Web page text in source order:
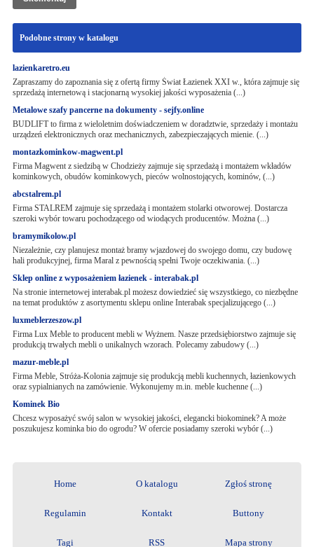
Podobne strony w katalogu
lazienkaretro.eu
Zapraszamy do zapoznania się z ofertą firmy Świat Łazienek XXI w., która zajmuje się
sprzedażą internetową i stacjonarną wysokiej jakości wyposażenia (...)
Metalowe szafy pancerne na dokumenty - sejfy.online
BUDLIFT to firma z wieloletnim doświadczeniem w doradztwie, sprzedaży i montażu
urządzeń elektronicznych oraz mechanicznych, zabezpieczających mienie. (...)
montazkominkow-magwent.pl
Firma Magwent z siedzibą w Chodzieży zajmuje się sprzedażą i montażem wkładów
kominkowych, obudów kominkowych, pieców wolnostojących, kominów, (...)
abcstalrem.pl
Firma STALREM zajmuje się sprzedażą i montażem stolarki otworowej. Dostarcza
szeroki wybór towaru pochodzącego od wiodących producentów. Można (...)
bramymikolow.pl
Niezależnie, czy planujesz montaż bramy wjazdowej do swojego domu, czy budowę
hali produkcyjnej, firma Maral z pewnością spełni Twoje oczekiwania. (...)
Sklep online z wyposażeniem łazienek - interabak.pl
Na stronie internetowej interabak.pl możesz dowiedzieć się wszystkiego, co niezbędne
na temat produktów z asortymentu sklepu online Interabak specjalizującego (...)
luxmeblerzeszow.pl
Firma Lux Meble to producent mebli w Wyżnem. Nasze przedsiębiorstwo zajmuje się
produkcją trwałych mebli o unikalnych wzorach. Polecamy zabudowy (...)
mazur-meble.pl
Firma Meble, Stróża-Kolonia zajmuje się produkcją mebli kuchennych, łazienkowych
oraz sypialnianych na zamówienie. Wykonujemy m.in. meble kuchenne (...)
Kominek Bio
Chcesz wyposażyć swój salon w wysokiej jakości, elegancki biokominek? A może
poszukujesz kominka bio do ogrodu? W ofercie posiadamy szeroki wybór (...)
Home O katalogu Zgłoś stronę
Regulamin Kontakt Buttony
Tagi RSS Mapa strony